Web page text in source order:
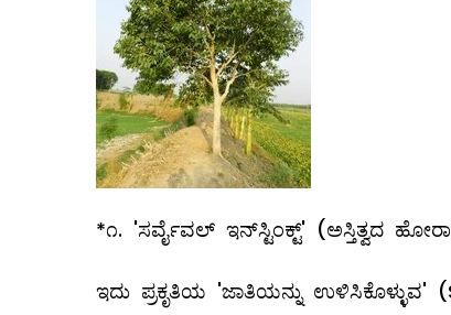
*೧. 'ಸರ್ವೈವಲ್ ಇನ್‌ಸ್ಟಿಂಕ್ಟ್' (ಅಸ್ತಿತ್ವದ
ಇದು ಪ್ರಕೃತಿಯ 'ಜಾತಿಯನ್ನು